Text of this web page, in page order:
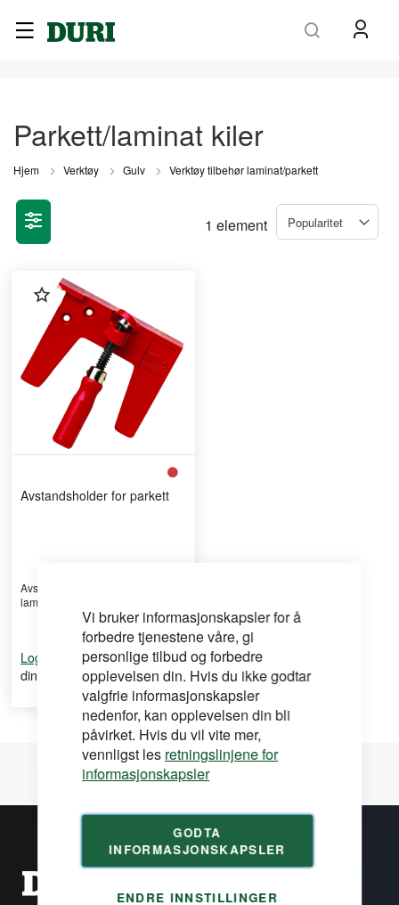
Vi bruker informasjonskapsler for å
forbedre tjenestene våre, gi
personlige tilbud og forbedre
opplevelsen din. Hvis du ikke godtar
valgfrie informasjonskapsler
nedenfor, kan opplevelsen din bli
påvirket. Hvis du vil vite mer,
vennligst les retningslinjene for
informasjonskapsler
GODTA
INFORMASJONSKAPSLER
ENDRE INNSTILLINGER
Parkett/laminat kiler
Hjem Verktøy Gulv Verktøy tilbehør laminat/parkett
1 element
Avstandsholder for parkett
Avstandsholder for parkett og
laminat, plasseres mo ...
Logg inn
for å se
din pris